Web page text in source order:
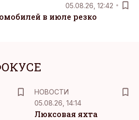
05.08.26, 12:42
в июле резко
НОВОСТИ
05.08.26, 14:14
Люксовая яхта